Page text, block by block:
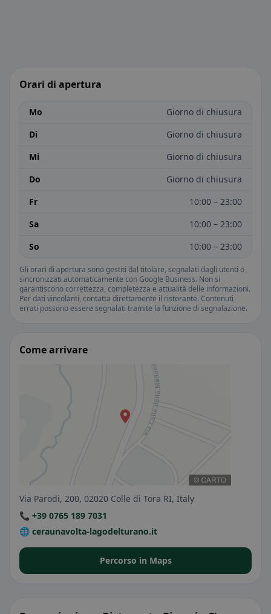
Orari di apertura
Mo
Giorno di chiusura
Di
Giorno di chiusura
Mi
Giorno di chiusura
Do
Giorno di chiusura
Fr
10:00 – 23:00
Sa
10:00 – 23:00
So
10:00 – 23:00
Gli orari di apertura sono gestiti dal titolare, segnalati dagli utenti o
sincronizzati automaticamente con Google Business. Non si
garantiscono correttezza, completezza e attualità delle informazioni.
Per dati vincolanti, contatta direttamente il ristorante. Contenuti
errati possono essere segnalati tramite la funzione di segnalazione.
Come arrivare
Via Parodi, 200, 02020 Colle di Tora RI, Italy
📞 +39 0765 189 7031
🌐 ceraunavolta-lagodelturano.it
Percorso in Maps